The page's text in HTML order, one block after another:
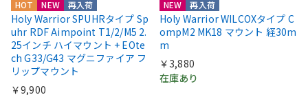
HOT NEW 再入荷
Holy Warrior SPUHRタイプ Sp
uhr RDF Aimpoint T1/2/M5 2.
25インチ ハイマウント + EOte
ch G33/G43 マグニファイア フ
リップマウント
￥9,900
NEW 再入荷
Holy Warrior WILCOXタイプ C
ompM2 MK18 マウント 経30m
m
￥3,880
在庫あり